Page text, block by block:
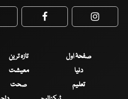
Facebook
صفحۂ اول تازہ ترین
دنیا
معیشت
تعلیم
صحت